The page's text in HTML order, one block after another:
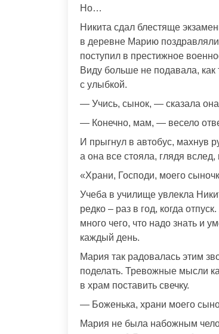
Но…
Никита сдал блестяще
в деревне Марию поздравляли
поступил в престижное
Виду больше не подавала, как
с улыбкой.
— Учись, сынок, — сказала
— Конечно, мам, — весело
И прыгнул в автобус, махнув
а она все стояла, глядя
«Храни, Господи, моего
Учеба в училище увлекла
редко – раз в год, когда
много чего, что надо знать и
каждый день.
Мария так радовалась этим
поделать. Тревожные мысли
в храм поставить свечку.
— Боженька, храни моего
Мария не была набожным